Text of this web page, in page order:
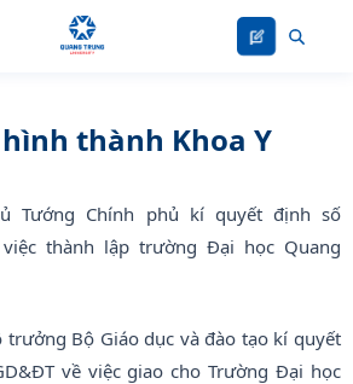
thành Khoa Y
Tướng Chính phủ kí quyết định số
thành lập trường Đại học Quang
Bộ Giáo dục và đào tạo kí quyết
về việc giao cho Trường Đại học